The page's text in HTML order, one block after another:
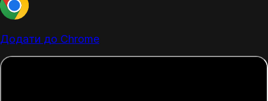
Додати до Chrome